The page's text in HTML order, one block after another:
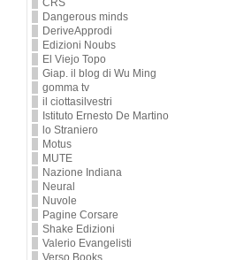
CRS
Dangerous minds
DeriveApprodi
Edizioni Noubs
El Viejo Topo
Giap. il blog di Wu Ming
gomma tv
il ciottasilvestri
Istituto Ernesto De Martino
lo Straniero
Motus
MUTE
Nazione Indiana
Neural
Nuvole
Pagine Corsare
Shake Edizioni
Valerio Evangelisti
Verso Books